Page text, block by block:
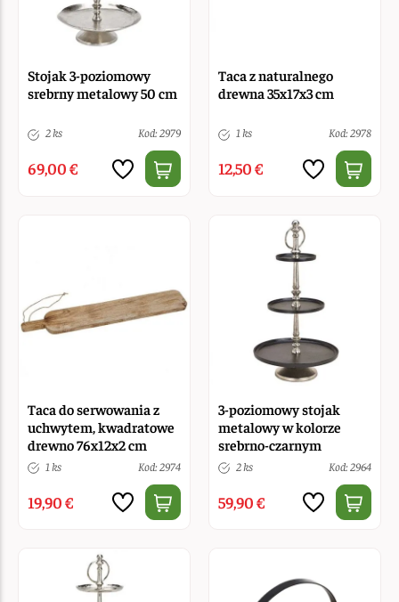
Stojak 3-poziomowy
srebrny metalowy 50 cm
2 ks Kod: 2979
69,00 €
Taca z naturalnego
drewna 35x17x3 cm
1 ks Kod: 2978
12,50 €
Taca do serwowania z
uchwytem, kwadratowe
drewno 76x12x2 cm
1 ks Kod: 2974
19,90 €
3-poziomowy stojak
metalowy w kolorze
srebrno-czarnym
2 ks Kod: 2964
59,90 €